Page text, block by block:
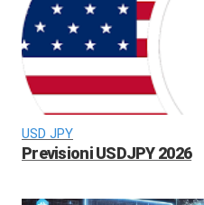
USD JPY
Previsioni USDJPY 2026